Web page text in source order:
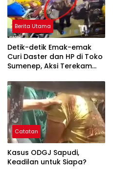
Berita Utama
Detik-detik Emak-emak
Curi Daster dan HP di Toko
Sumenep, Aksi Terekam
Catatan
Kasus ODGJ Sapudi,
Keadilan untuk Siapa?